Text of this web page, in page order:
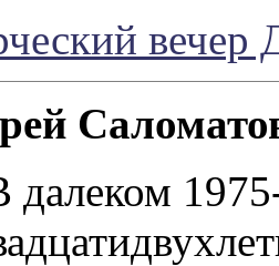
вечер
далеком